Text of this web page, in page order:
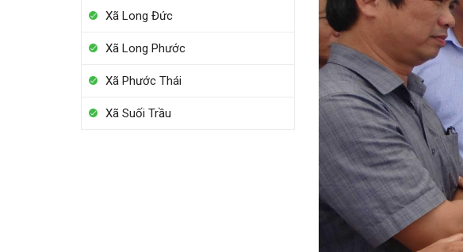
Xã Long Đức
Xã Long Phước
Xã Phước Thái
Xã Suối Trầu